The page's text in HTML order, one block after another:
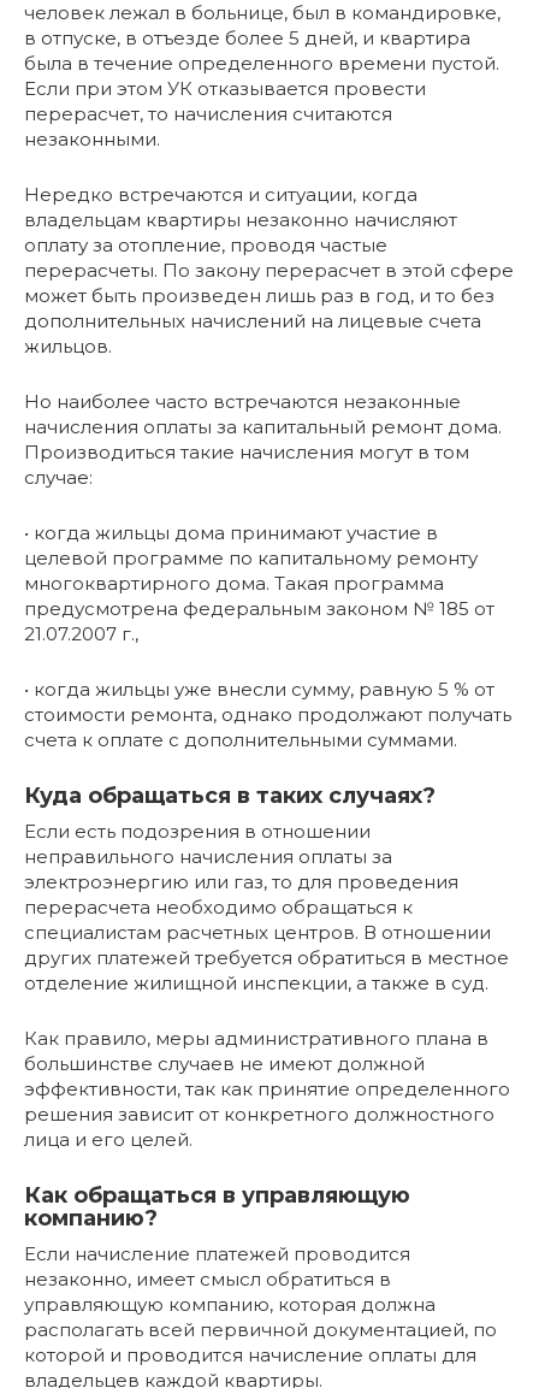
человек лежал в больнице, был в командировке,
в отпуске, в отъезде более 5 дней, и квартира
была в течение определенного времени пустой.
Если при этом УК отказывается провести
перерасчет, то начисления считаются
незаконными.
Нередко встречаются и ситуации, когда
владельцам квартиры незаконно начисляют
оплату за отопление, проводя частые
перерасчеты. По закону перерасчет в этой сфере
может быть произведен лишь раз в год, и то без
дополнительных начислений на лицевые счета
жильцов.
Но наиболее часто встречаются незаконные
начисления оплаты за капитальный ремонт дома.
Производиться такие начисления могут в том
случае:
• когда жильцы дома принимают участие в
целевой программе по капитальному ремонту
многоквартирного дома. Такая программа
предусмотрена федеральным законом № 185 от
21.07.2007 г.,
• когда жильцы уже внесли сумму, равную 5 % от
стоимости ремонта, однако продолжают получать
счета к оплате с дополнительными суммами.
Куда обращаться в таких случаях?
Если есть подозрения в отношении
неправильного начисления оплаты за
электроэнергию или газ, то для проведения
перерасчета необходимо обращаться к
специалистам расчетных центров. В отношении
других платежей требуется обратиться в местное
отделение жилищной инспекции, а также в суд.
Как правило, меры административного плана в
большинстве случаев не имеют должной
эффективности, так как принятие определенного
решения зависит от конкретного должностного
лица и его целей.
Как обращаться в управляющую
компанию?
Если начисление платежей проводится
незаконно, имеет смысл обратиться в
управляющую компанию, которая должна
располагать всей первичной документацией, по
которой и проводится начисление оплаты для
владельцев каждой квартиры.